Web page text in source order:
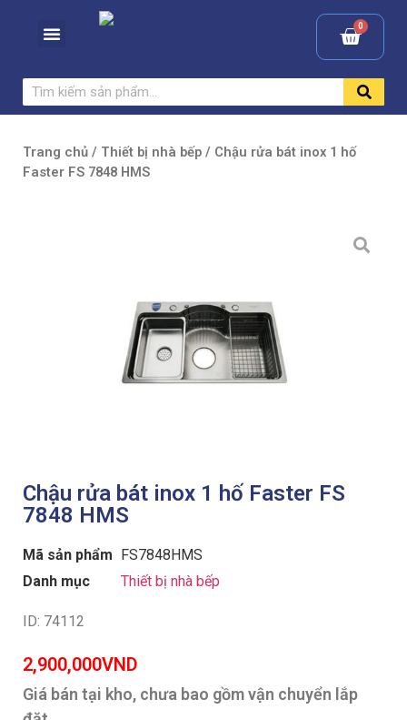
Trang chủ / Thiết bị nhà bếp / Chậu rửa bát inox 1 hố
Faster FS 7848 HMS
Chậu rửa bát inox 1 hố Faster FS
7848 HMS
Mã sản phẩm FS7848HMS
Danh mục
Thiết bị nhà bếp
ID: 74112
2,900,000VND
Giá bán tại kho, chưa bao gồm vận chuyển lắp